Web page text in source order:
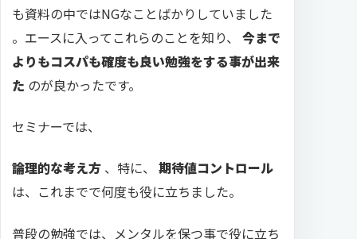
も資料の中ではNGなことばかりしていました
。エースに入ってこれらのことを知り、 今まで
よりもコスパも確度も良い勉強をする事が出来
た のが良かったです。
セミナーでは、
論理的な考え方 、特に、 期待値コントロール
は、これまでで何度も役に立ちました。
普段の勉強では、メンタルを保つ事で役に立ち